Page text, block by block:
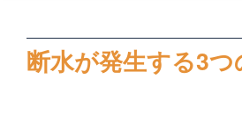
断水が発生する3つ